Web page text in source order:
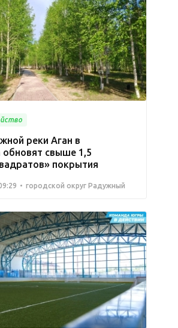
реки Аган в
свыше 1,5
покрытия
городской округ Радужный